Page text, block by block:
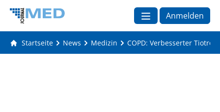
Anmelden
Startseite News Medizin COPD: Verbesserter